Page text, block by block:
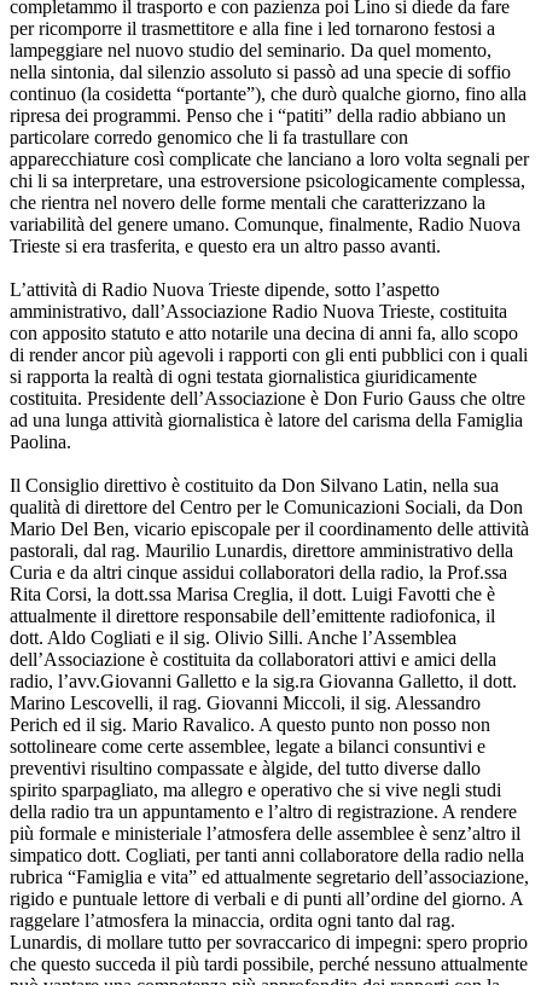
completammo il trasporto e con pazienza poi Lino si diede da fare
per ricomporre il trasmettitore e alla fine i led tornarono festosi a
lampeggiare nel nuovo studio del seminario. Da quel momento,
nella sintonia, dal silenzio assoluto si passò ad una specie di soffio
continuo (la cosidetta “portante”), che durò qualche giorno, fino alla
ripresa dei programmi. Penso che i “patiti” della radio abbiano un
particolare corredo genomico che li fa trastullare con
apparecchiature così complicate che lanciano a loro volta segnali per
chi li sa interpretare, una estroversione psicologicamente complessa,
che rientra nel novero delle forme mentali che caratterizzano la
variabilità del genere umano. Comunque, finalmente, Radio Nuova
Trieste si era trasferita, e questo era un altro passo avanti.
L’attività di Radio Nuova Trieste dipende, sotto l’aspetto
amministrativo, dall’Associazione Radio Nuova Trieste, costituita
con apposito statuto e atto notarile una decina di anni fa, allo scopo
di render ancor più agevoli i rapporti con gli enti pubblici con i quali
si rapporta la realtà di ogni testata giornalistica giuridicamente
costituita. Presidente dell’Associazione è Don Furio Gauss che oltre
ad una lunga attività giornalistica è latore del carisma della Famiglia
Paolina.
Il Consiglio direttivo è costituito da Don Silvano Latin, nella sua
qualità di direttore del Centro per le Comunicazioni Sociali, da Don
Mario Del Ben, vicario episcopale per il coordinamento delle attività
pastorali, dal rag. Maurilio Lunardis, direttore amministrativo della
Curia e da altri cinque assidui collaboratori della radio, la Prof.ssa
Rita Corsi, la dott.ssa Marisa Creglia, il dott. Luigi Favotti che è
attualmente il direttore responsabile dell’emittente radiofonica, il
dott. Aldo Cogliati e il sig. Olivio Silli. Anche l’Assemblea
dell’Associazione è costituita da collaboratori attivi e amici della
radio, l’avv.Giovanni Galletto e la sig.ra Giovanna Galletto, il dott.
Marino Lescovelli, il rag. Giovanni Miccoli, il sig. Alessandro
Perich ed il sig. Mario Ravalico. A questo punto non posso non
sottolineare come certe assemblee, legate a bilanci consuntivi e
preventivi risultino compassate e àlgide, del tutto diverse dallo
spirito sparpagliato, ma allegro e operativo che si vive negli studi
della radio tra un appuntamento e l’altro di registrazione. A rendere
più formale e ministeriale l’atmosfera delle assemblee è senz’altro il
simpatico dott. Cogliati, per tanti anni collaboratore della radio nella
rubrica “Famiglia e vita” ed attualmente segretario dell’associazione,
rigido e puntuale lettore di verbali e di punti all’ordine del giorno. A
raggelare l’atmosfera la minaccia, ordita ogni tanto dal rag.
Lunardis, di mollare tutto per sovraccarico di impegni: spero proprio
che questo succeda il più tardi possibile, perché nessuno attualmente